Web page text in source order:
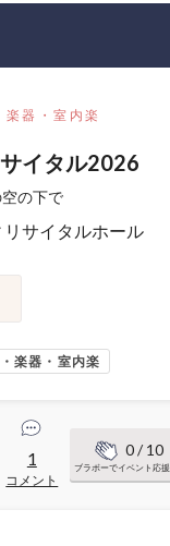
楽器・室内楽
イタル2026
の下で
サイタルホール
楽器・室内楽
1
コメント
0/ 10
ブラボーでイベント応援